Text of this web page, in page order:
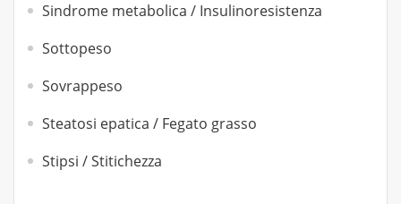
Sindrome metabolica / Insulinoresistenza
Sottopeso
Sovrappeso
Steatosi epatica / Fegato grasso
Stipsi / Stitichezza